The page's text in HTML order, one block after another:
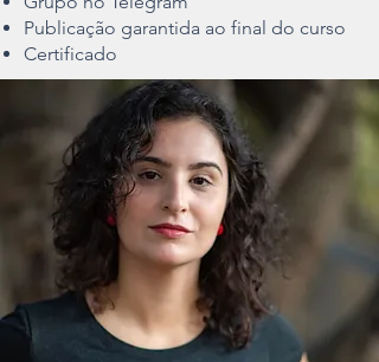
Publicação garantida ao final do curso
Certificado